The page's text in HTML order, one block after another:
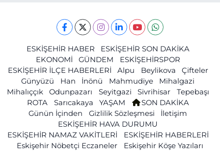
ESKİŞEHİR HABER
ESKİŞEHİR SON DAKİKA
EKONOMİ
GÜNDEM
ESKİŞEHİRSPOR
ESKİŞEHİR İLÇE HABERLERİ
Alpu Beylikova
Çifteler
Günyüzü
Han İnönü Mahmudiye
Mihalgazi
Mihalıççık
Odunpazarı Seyitgazi Sivrihisar
Tepebaşı
ROTA
Sarıcakaya YAŞAM
SON DAKİKA
Günün İçinden
Gizlilik Sözleşmesi
İletişim
ESKİŞEHİR HAVA DURUMU
ESKİŞEHİR NAMAZ VAKİTLERİ
ESKİŞEHİR HABERLERİ
Eskişehir Nöbetçi Eczaneler
Eskişehir Köşe Yazıları